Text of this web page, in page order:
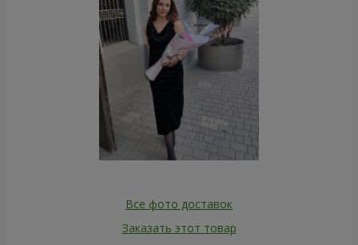
Все фото доставок
Заказать этот товар